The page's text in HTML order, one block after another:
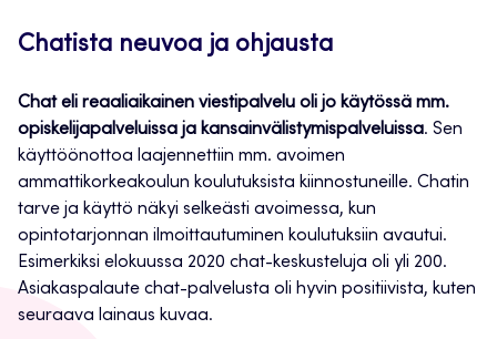
Chatista neuvoa ja ohjausta
Chat eli reaaliaikainen viestipalvelu oli jo käytössä mm.
opiskelijapalveluissa ja kansainvälistymispalveluissa. Sen
käyttöönottoa laajennettiin mm. avoimen
ammattikorkeakoulun koulutuksista kiinnostuneille. Chatin
tarve ja käyttö näkyi selkeästi avoimessa, kun
opintotarjonnan ilmoittautuminen koulutuksiin avautui.
Esimerkiksi elokuussa 2020 chat-keskusteluja oli yli 200.
Asiakaspalaute chat-palvelusta oli hyvin positiivista, kuten
seuraava lainaus kuvaa.